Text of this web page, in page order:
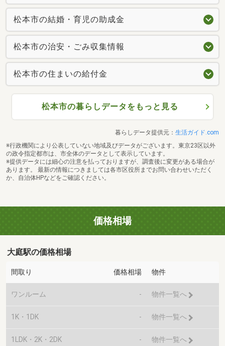
松本市の結婚・育児の助成金
松本市の治安・ごみ収集情報
松本市の住まいの給付金
松本市の暮らしデータをもっと見る
暮らしデータ提供元： 生活ガイド.com
※行政機関により公表していない地域及びデータがございます。東京23区以外
の政令指定都市は、市全体のデータとして表示しています。
※提供データには細心の注意を払っておりますが、調査後に変更がある場合が
あります。 最新の情報につきましては各市区役所までお問い合わせいただく
か、自治体HPなどをご確認ください。
価格相場
大庭駅の価格相場
間取り 価格相場 物件
ワンルーム - 物件一覧へ
1K・1DK - 物件一覧へ
1LDK・2K・2DK - 物件一覧へ